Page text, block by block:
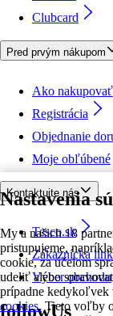
Nastavenia
My a našich 18
pristupujeme,
cookie, za účelom
udeliť alebo
prípadne kedykoľvek
cookies. Tieto voľby
Clubcard
Pred prvým nákupom
Ako nakupovať
Registrácia
Objednanie
Moje obľúbené
Kontaktujte nás
Tesco.sk
Zákaznícka
Výber obchodu
followUs